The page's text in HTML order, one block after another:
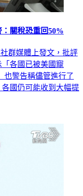
關稅恐重回50%
群媒體上發文，批評
各國已被美國寵
也警告稱儘管進行了
國仍可能收到大幅提